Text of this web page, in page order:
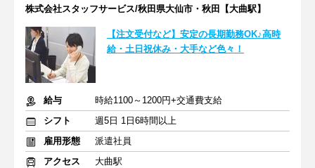
株式会社スタッフサービス/秋田県大仙市・秋田【大曲駅】
【注文受付など】安定の長期勤務OK♪高時
給・土日祝休み・大手など色々！
給与
時給1100～1200円+交通費支給
シフト
週5日 1日6時間以上
雇用形態
派遣社員
アクセス
大曲駅